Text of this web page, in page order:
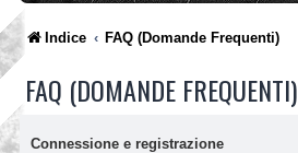
Indice FAQ (Domande Frequenti)
FAQ (DOMANDE FREQUENTI)
Connessione e registrazione